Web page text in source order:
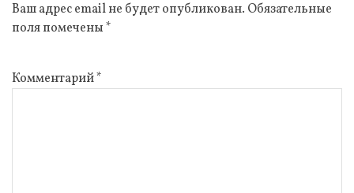
Ваш адрес email не будет опубликован. Обязательные
поля помечены*
Комментарий*